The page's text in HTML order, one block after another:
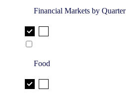
Financial Markets by Quarter
Food